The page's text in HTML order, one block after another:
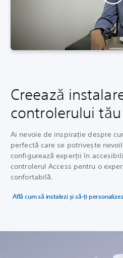
Creează
controlerului tău
Ai nevoie de inspirație despre
perfectă care se potrivește
configurează experții în
controlerul Access pentru o
confortabilă.
Află cum să instalezi și să-ți